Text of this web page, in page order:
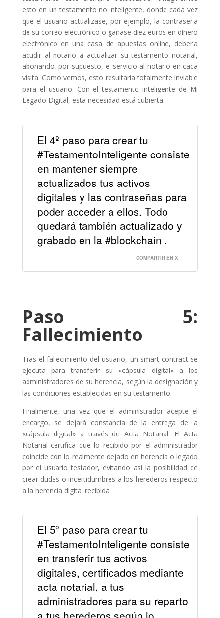
esto en un testamento no inteligente, donde cada vez
que el usuario actualizase, por ejemplo, la contraseña
de su correo electrónico o ganase diez euros en dinero
electrónico en una casa de apuestas online, debería
acudir al notario a actualizar su testamento notarial,
abonando, por supuesto, el servicio al notario en cada
visita. Como vemos, esto resultaría totalmente inviable
para el usuario. Con el testamento inteligente de Mi
Legado Digital, esta necesidad está cubierta.
El 4º paso para crear tu
#TestamentoInteligente consiste
en mantener siempre
actualizados tus activos
digitales y las contraseñas para
poder acceder a ellos. Todo
quedará también actualizado y
grabado en la #blockchain .
COMPARTIR EN X
Paso 5:
Fallecimiento
Tras el fallecimiento del usuario, un smart contract se
ejecuta para transferir su «cápsula digital» a los
administradores de su herencia, según la designación y
las condiciones establecidas en su testamento.
Finalmente, una vez que el administrador acepte el
encargo, se dejará constancia de la entrega de la
«cápsula digital» a través de Acta Notarial. El Acta
Notarial certifica que lo recibido por el administrador
coincide con lo realmente dejado en herencia o legado
por el usuario testador, evitando así la posibilidad de
crear dudas o incertidumbres a los herederos respecto
a la herencia digital recibida.
El 5º paso para crear tu
#TestamentoInteligente consiste
en transferir tus activos
digitales, certificados mediante
acta notarial, a tus
administradores para su reparto